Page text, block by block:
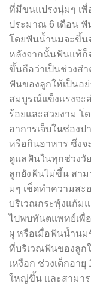
ที่มีขนแปรงนุ่มๆ เพื่
ประมาณ 6 เดือน
โดยฟันน้ำนมจะขึ้
หลังจากนั้นฟันแท้ก็
ขึ้นถือว่าเป็นช่วง
ฟันของลูกให้เป็นอ
สมบูรณ์แข็งแรงจะ
ร้อยและสวยงาม โ
อาการเจ็บในช่องป
หรือกินอาหาร ซึ่งจ
ดูแลฟันในทุกช่วงวัย
ลูกยังฟันไม่ขึ้น สา
มๆ เช็ดทำความสะ
บริเวณกระพุ้งแก้ม
ไปพบทันตแพทย์เพื่
ผุ หรือเมื่อฟันน้ำน
ที่บริเวณฟันของลูก
เหงือก ช่วงเด็กอา
ใหญ่ขึ้น และสามา